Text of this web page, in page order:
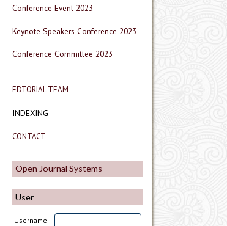
Conference Event 2023
Keynote Speakers Conference 2023
Conference Committee 2023
EDTORIAL TEAM
INDEXING
CONTACT
Open Journal Systems
User
Username